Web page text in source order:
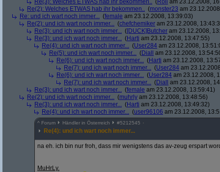
Re(3): Welches ETWAS hab ihr bekommen.. (Roli am 23.12.2008,
Re(2): Welches ETWAS hab ihr bekommen.. (monster23 am
Re: und ich wart noch immer... (female am 23.12.2008, 13:39:03)
Re(2): und ich wart noch immer... (chefchemiker am 23.12.2008,
Re(3): und ich wart noch immer... ([DUCK]Butcher am 23.12.2008,
Re(3): und ich wart noch immer... (Harti am 23.12.2008, 13:47:55)
Re(4): und ich wart noch immer... (User284 am 23.12.2008,
Re(5): und ich wart noch immer... (Diall
am 23.12.2008,
Re(6): und ich wart noch immer... (Harti am 23.12.2008,
Re(7): und ich wart noch immer... (User284 am
Re(6): und ich wart noch immer... (User284 am 23.12.2008,
Re(7): und ich wart noch immer... (Diall
am 23.12.2008,
Re(3): und ich wart noch immer... (female am 23.12.2008, 13:59:41)
Re(2): und ich wart noch immer... (muhrly am 23.12.2008, 13:48:56)
Re(3): und ich wart noch immer... (Harti am 23.12.2008, 13:49:32)
Re(4): und ich wart noch immer... (user96106 am 23.12.2008,
^ Forum Händler in Österreich #5212545
Re(4): und ich wart noch immer...
na eh. ich bin nur froh, dass mir wenigstens das av-zeug erspart
MuHrLy.